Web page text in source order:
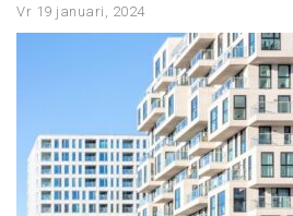
Vr 19 januari, 2024